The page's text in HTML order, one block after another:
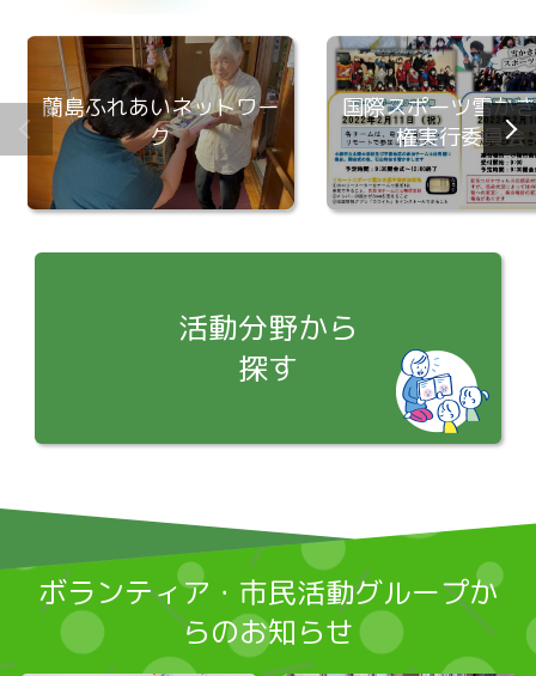
蘭島ふれあいネットワー
ク
国際スポーツ雪か
権実行委員会
活動分野から
探す
ボランティア・市⺠活動グループか
らのお知らせ